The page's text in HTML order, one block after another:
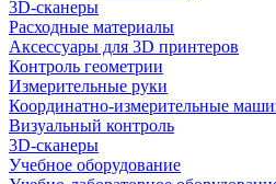
3D-сканеры
Расходные материалы
Аксессуары для 3D принтеров
Контроль геометрии
Измерительные руки
Координатно-измерительные
Визуальный контроль
3D-сканеры
Учебное оборудование